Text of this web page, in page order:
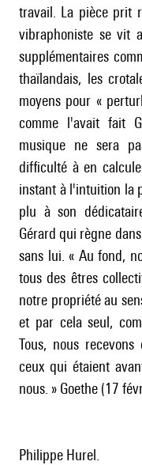
travail. La pièce prit
vibraphoniste se vit
supplémentaires
thaïlandais, les
moyens pour «
comme l'avait fait
musique ne sera
difficulté à en
instant à l'intuition la
plu à son
Gérard qui règne
sans lui. « Au fond,
tous des êtres
notre propriété au
et par cela seul,
Tous, nous
ceux qui étaient
nous. » Goethe (17
Philippe Hurel.